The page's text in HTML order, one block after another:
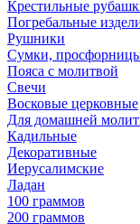
Крестильные
Погребальные
Рушники
Сумки,
Пояса с молитвой
Свечи
Восковые церковные
Для домашней
Кадильные
Декоративные
Иерусалимские
Ладан
100 граммов
200 граммов